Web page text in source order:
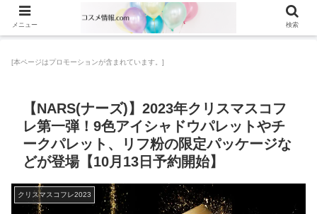
[本ページはプロモーションが含まれています。]
【NARS(ナーズ)】2023年クリスマスコフ
レ第一弾！9色アイシャドウパレットやチ
ークパレット、リフ粉の限定パッケージな
どが登場【10月13日予約開始】
クリスマスコフレ2023
メニュー 検索